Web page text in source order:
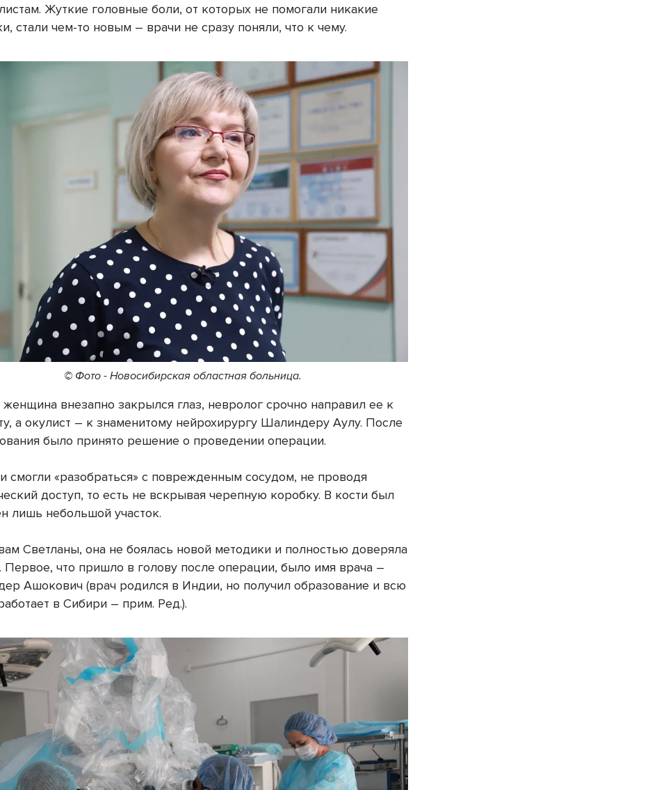
Жуткие головные боли, от которых не помогали никакие
стали чем-то новым – врачи не сразу поняли, что к чему.
© Фото - Новосибирская областная больница.
женщина внезапно закрылся глаз, невролог срочно направил ее к
а окулист – к знаменитому нейрохирургу Шалиндеру Аулу. После
было принято решение о проведении операции.
смогли «разобраться» с поврежденным сосудом, не проводя
доступ, то есть не вскрывая черепную коробку. В кости был
лишь небольшой участок.
Светланы, она не боялась новой методики и полностью доверяла
Первое, что пришло в голову после операции, было имя врача –
Ашокович (врач родился в Индии, но получил образование и всю
в Сибири – прим. Ред.).